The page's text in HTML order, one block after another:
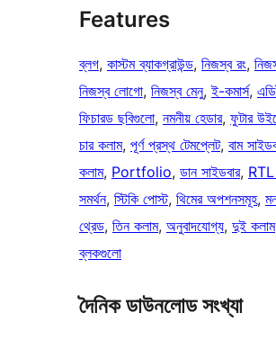
Features
ব্লগ, কাস্টম ব্যাকগ্রাউন্ড, নিজস্ব রং,
নিজস্ব লোগো, নিজস্ব মেনু, ই-কমার্স,
ফিচারড ছবিগুলো, নমনীয় হেডার, ফুটার
চার কলাম, পূর্ণ প্রস্থ টেমপ্লেট, বাম
কলাম, Portfolio, ডান সাইডবার, RTL
সমর্থন, স্টিকি পোস্ট, থিমের অপশনসমূহ,
থ্রেড, তিন কলাম, অনুবাদযোগ্য, দুই কলাম
ব্লকগুলো
দৈনিক ডাউনলোড সংখ্যা